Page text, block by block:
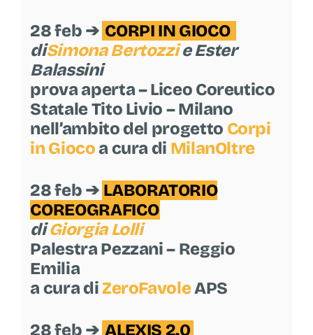
28 feb ➔ CORPI IN GIOCO
diSimona Bertozzie Ester
Balassini
prova aperta – Liceo Coreutico
Statale Tito Livio – Milano
nell’ambito del progetto Corpi
in Gioco a cura di MilanOltre
28 feb ➔ LABORATORIO
COREOGRAFICO
diGiorgia Lolli
Palestra Pezzani – Reggio
Emilia
a cura diZeroFavoleAPS
28 feb ➔ ALEXIS 2.0